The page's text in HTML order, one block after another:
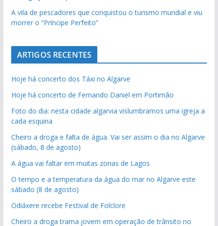
A vila de pescadores que conquistou o turismo mundial e viu
morrer o “Príncipe Perfeito”
ARTIGOS RECENTES
Hoje há concerto dos Táxi no Algarve
Hoje há concerto de Fernando Daniel em Portimão
Foto do dia: nesta cidade algarvia vislumbramos uma igreja a
cada esquina
Cheiro a droga e falta de água. Vai ser assim o dia no Algarve
(sábado, 8 de agosto)
A água vai faltar em muitas zonas de Lagos
O tempo e a temperatura da água do mar no Algarve este
sábado (8 de agosto)
Odiáxere recebe Festival de Folclore
Cheiro a droga trama jovem em operação de trânsito no